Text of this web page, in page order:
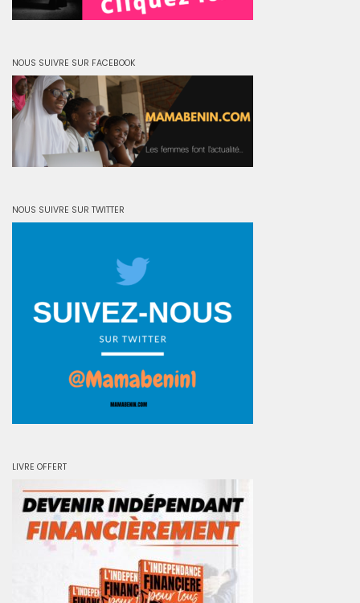
NOUS SUIVRE SUR FACEBOOK
NOUS SUIVRE SUR TWITTER
LIVRE OFFERT